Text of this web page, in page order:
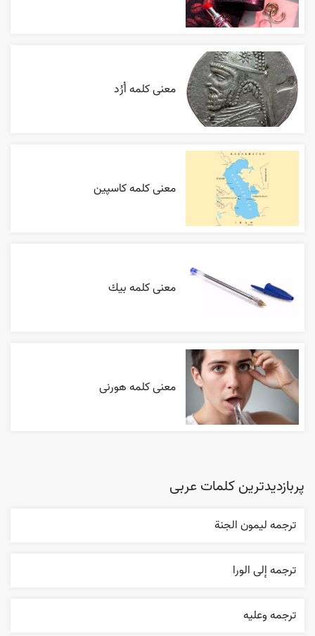
معنی کلمه اُرُد
معنی کلمه کاسپین
معنی کلمه بيك
معنی کلمه هورنی
پربازدیدترین کلمات عربی
ترجمه ليمون الجنة
ترجمه إلی الورا
ترجمه وعليه